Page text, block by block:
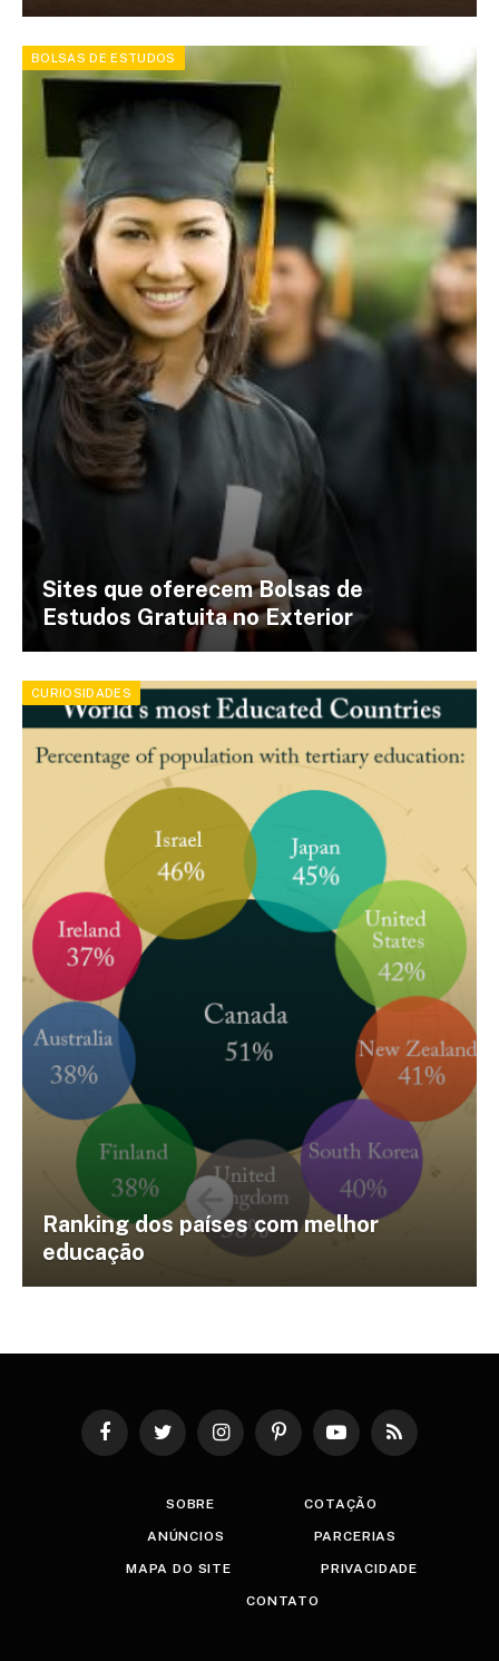
BOLSAS DE ESTUDOS
Sites que oferecem Bolsas de
Estudos Gratuita no Exterior
CURIOSIDADES
Ranking dos países com melhor
educação
FacebookTwitter InstagramPinterestYouTubeRSS
SOBRE COTAÇÃO
ANÚNCIOS PARCERIAS
MAPA DO SITE PRIVACIDADE
CONTATO